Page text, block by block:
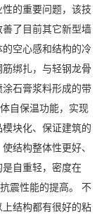
的重要问题，该技
了目前其它新型墙
空心感和结构的冷
绑扎，与轻钢龙骨
石膏浆料形成的带
自保温功能，实现
块化、保证建筑的
结构整体性更好、
自重轻，密度在
震性能的提高。 不
结构都有很好的粘